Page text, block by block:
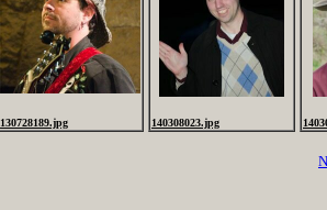
130728189.jpg 140308023.jpg